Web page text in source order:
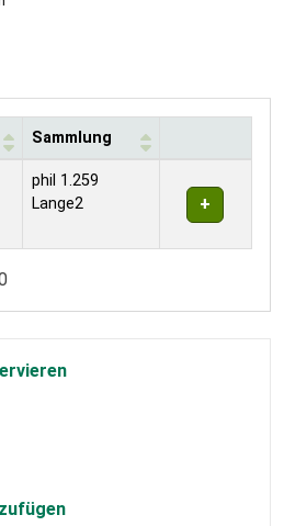
Sammlung
phil 1.259
Lange2